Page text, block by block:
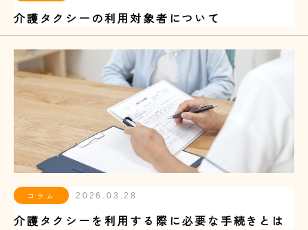
介護タクシーの利用対象者について
コラム 2026.03.28
介護タクシーを利用する際に必要な手続きとは